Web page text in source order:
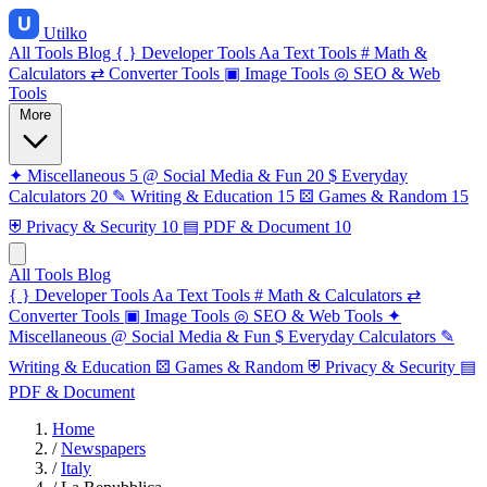
Utilko
All Tools Blog { } Developer Tools Aa Text Tools # Math &
Calculators ⇄ Converter Tools ▣ Image Tools ◎ SEO & Web
Tools
✦ Miscellaneous 5 @ Social Media & Fun 20 $ Everyday
Calculators 20 ✎ Writing & Education 15 ⚄ Games & Random 15
⛨ Privacy & Security 10 ▤ PDF & Document 10
All Tools Blog
{ } Developer Tools Aa Text Tools # Math & Calculators ⇄
Converter Tools ▣ Image Tools ◎ SEO & Web Tools ✦
Miscellaneous @ Social Media & Fun $ Everyday Calculators ✎
Writing & Education ⚄ Games & Random ⛨ Privacy & Security ▤
PDF & Document
Home
/ Newspapers
/ Italy